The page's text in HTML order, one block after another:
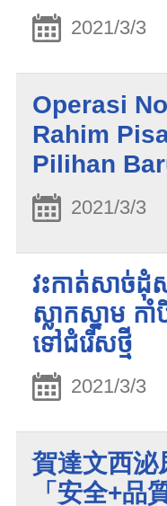
2021/3/3
Operasi
Rahim
Pilihan
2021/3/3
វះកាត់សាច់ដុំ
ស្លាកស្នាម ក
ទៅជំរើសថ្មី
2021/3/3
賀達文西泌
「安全+品